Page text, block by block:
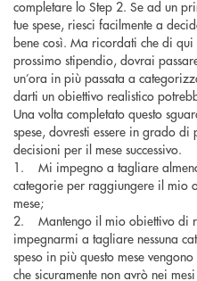
completare lo Step 2. Se ad un
tue spese, riesci facilmente a
bene così. Ma ricordati che di
prossimo stipendio, dovrai
un’ora in più passata a
darti un obiettivo realistico
Una volta completato questo
spese, dovresti essere in grado di
decisioni per il mese successivo.
1. Mi impegno a tagliare
categorie per raggiungere il mio
mese;
2. Mantengo il mio obiettivo di
impegnarmi a tagliare nessuna
speso in più questo mese
che sicuramente non avrò nei mesi